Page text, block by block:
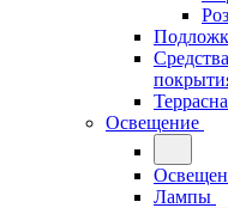
Освещение
Лампы